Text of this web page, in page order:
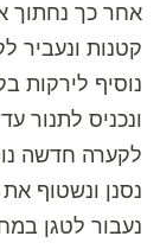
אחר כך נחתוך
קטנות ונעביר
נוסיף לירקות
ונכניס לתנור
נסנן ונשטוף
נעבור לטגן